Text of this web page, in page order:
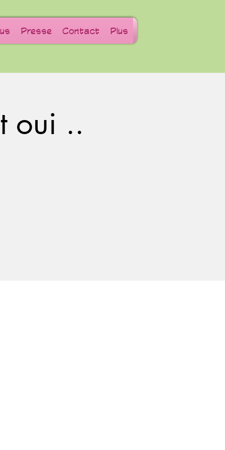
Presse Contact Plus
oui ..